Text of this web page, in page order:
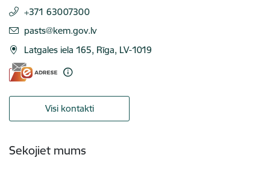
+371 63007300
E-pasts:
pasts@kem.gov.lv
Latgales iela 165, Rīga, LV-1019
Visi kontakti
Sekojiet mums